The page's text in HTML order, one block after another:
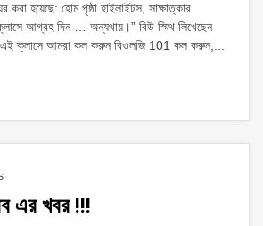
101:
বিওলজি
101
করা হয়েছে: হোম পৃষ্ঠা হাইলাইটস, সাক্ষাত্কার
আগ্রহ দিন … অন্যথায়।” বিউ স্মিথ লিখেছেন
এই ক্লাসে আমরা কল করুন বিওলজি 101 কল করুন,...
এর খবর !!!